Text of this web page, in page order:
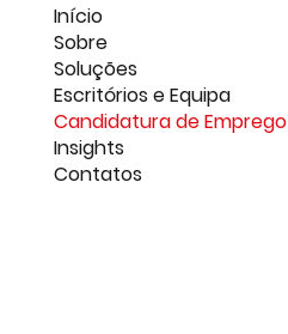
Início
Sobre
Soluções
Escritórios e Equipa
Candidatura de Emprego
Insights
Contatos